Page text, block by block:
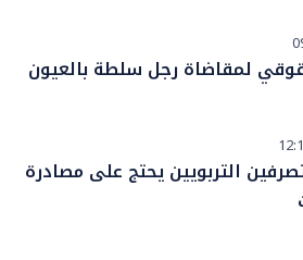
لمقاضاة رجل سلطة بالعيون
التربويين يحتج على مصادرة